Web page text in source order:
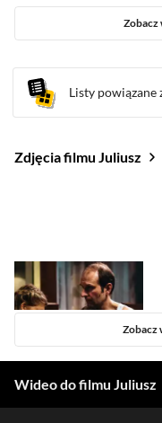
Zobacz
Listy powiązane
Zdjęcia filmu Juliusz
Zobacz
Wideo do filmu Juliusz